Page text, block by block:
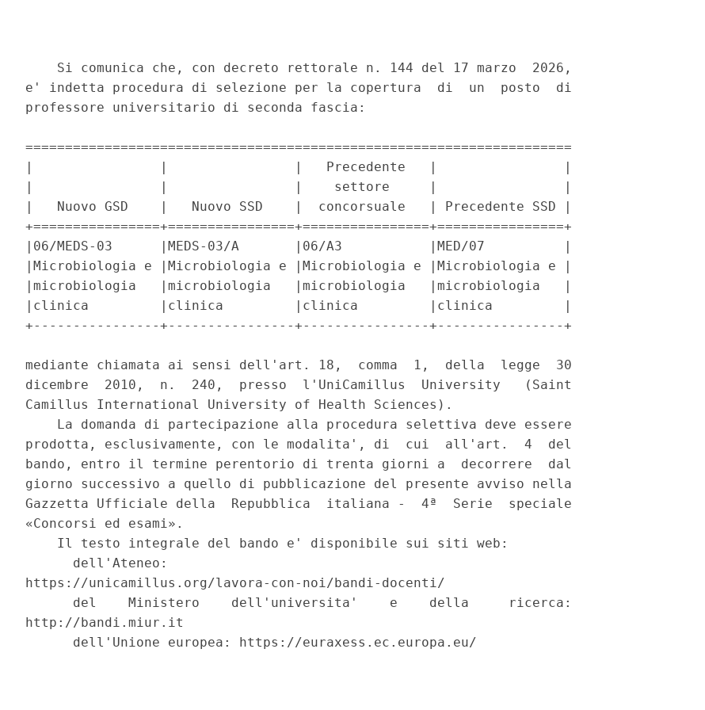
    Si comunica che, con decreto rettorale n. 144 del 17 marzo  2026,
e' indetta procedura di selezione per la copertura  di  un  posto  di
professore universitario di seconda fascia:
=====================================================================
|                |                |   Precedente   |                |
|                |                |    settore     |                |
|   Nuovo GSD    |   Nuovo SSD    |  concorsuale   | Precedente SSD |
+================+================+================+================+
|06/MEDS-03      |MEDS-03/A       |06/A3           |MED/07          |
|Microbiologia e |Microbiologia e |Microbiologia e |Microbiologia e |
|microbiologia   |microbiologia   |microbiologia   |microbiologia   |
|clinica         |clinica         |clinica         |clinica         |
+----------------+----------------+----------------+----------------+
mediante chiamata ai sensi dell'art. 18,  comma  1,  della  legge  30
dicembre  2010,  n.  240,  presso  l'UniCamillus  University   (Saint
Camillus International University of Health Sciences).
    La domanda di partecipazione alla procedura selettiva deve essere
prodotta, esclusivamente, con le modalita', di  cui  all'art.  4  del
bando, entro il termine perentorio di trenta giorni a  decorrere  dal
giorno successivo a quello di pubblicazione del presente avviso nella
Gazzetta Ufficiale della  Repubblica  italiana -  4ª  Serie  speciale
«Concorsi ed esami».
    Il testo integrale del bando e' disponibile sui siti web:
      dell'Ateneo:
https://unicamillus.org/lavora-con-noi/bandi-docenti/
      del    Ministero    dell'universita'    e    della     ricerca:
http://bandi.miur.it
      dell'Unione europea: https://euraxess.ec.europa.eu/